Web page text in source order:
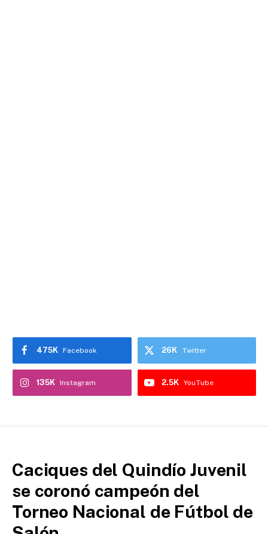
Facebook
475K Twitter
26K
Instagram
135K YouTube
2.5K
Caciques del Quindío Juvenil
se coronó campeón del
Torneo Nacional de Fútbol de